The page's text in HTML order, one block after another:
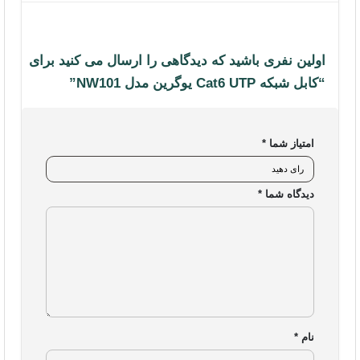
اولین نفری باشید که دیدگاهی را ارسال می کنید برای
“کابل شبکه Cat6 UTP یوگرین مدل NW101”
امتیاز شما *
دیدگاه شما *
نام *
شرایط و قوانین فروشگاه
لوازم جانبی کامپیوتر
هاب یوگرین
تجهیزات گیمینگ